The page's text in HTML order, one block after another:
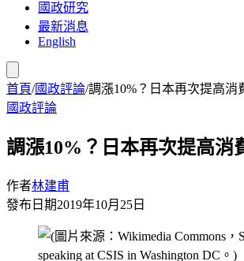
國政研究
最新消息
English
首頁/國政評論/調漲10%？日本再次提高消
國政評論
調漲10%？日本再次提高消
作者林建甫
發布日期2019年10月25日